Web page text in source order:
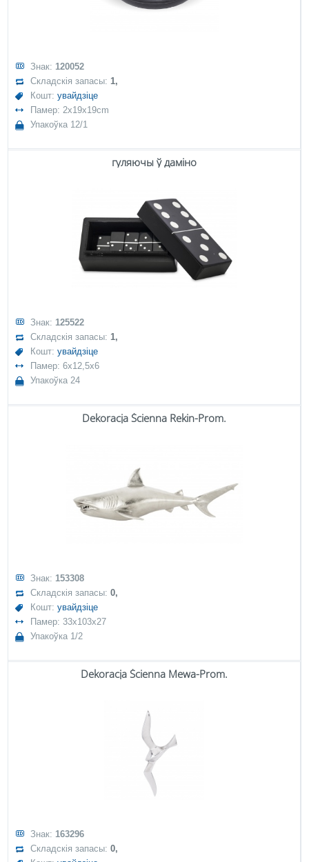
Знак: 120052
Складскія запасы:1,
Кошт:увайдзіце
Памер: 2x19x19cm
Упакоўка 12/1
гуляючы ў даміно
Знак: 125522
Складскія запасы:1,
Кошт:увайдзіце
Памер: 6x12,5x6
Упакоўка 24
Dekoracja Ścienna Rekin-Prom.
Знак: 153308
Складскія запасы:0,
Кошт:увайдзіце
Памер: 33x103x27
Упакоўка 1/2
Dekoracja Ścienna Mewa-Prom.
Знак: 163296
Складскія запасы:0,